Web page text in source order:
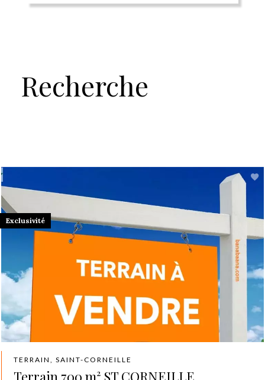
Recherche
TERRAIN, SAINT-CORNEILLE
Terrain 700 m² ST CORNEILLE
Exclusivité